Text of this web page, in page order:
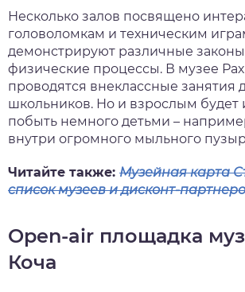
Несколько залов посвящено
головоломкам и техническим
демонстрируют различные
физические процессы. В музее
проводятся внеклассные занятия
школьников. Но и взрослым будет
побыть немного детьми –
внутри огромного мыльного
Читайте также: Музейная карта
список музеев и дисконт-
Open-air площадка
Коча